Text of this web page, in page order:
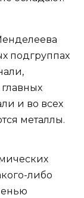
подгруппах
и во всех
металлы.
либо